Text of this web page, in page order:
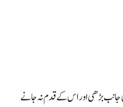
جانب بڑھی اور اس کے قدم نہ جانے